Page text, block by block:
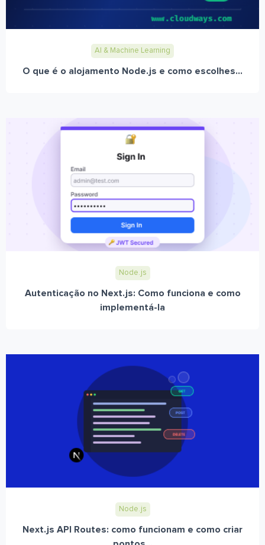
AI & Machine Learning
O que é o alojamento Node.js e como escolhes...
Node.js
Autenticação no Next.js: Como funciona e como
implementá-la
Node.js
Next.js API Routes: como funcionam e como criar